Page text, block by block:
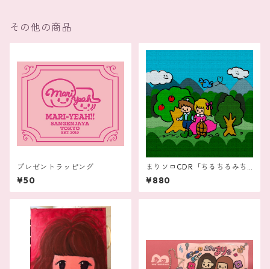
その他の商品
プレゼントラッピング
¥50
まりソロCDR「ちるちるみち
る / ふしぎ」
¥880